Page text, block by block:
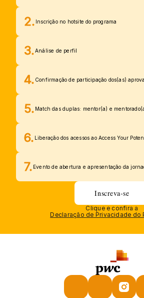
2. Inscrição no hotsite do programa
3.Análise de perfil
4. Confirmação de participação dos(as)
5. Match das duplas: mentor(a) e
6. Liberação dos acessos ao Access Your
7. Evento de abertura e apresentação da
Inscreva-se
Clique e confira a
Declaração de Privacidade do